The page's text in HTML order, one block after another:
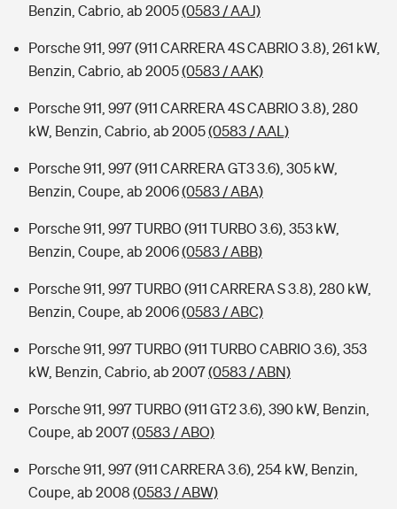
Benzin, Cabrio, ab 2005(0583 / AAJ)
Porsche 911, 997 (911 CARRERA 4S CABRIO 3.8), 261 kW,
Benzin, Cabrio, ab 2005(0583 / AAK)
Porsche 911, 997 (911 CARRERA 4S CABRIO 3.8), 280
kW, Benzin, Cabrio, ab 2005(0583 / AAL)
Porsche 911, 997 (911 CARRERA GT3 3.6), 305 kW,
Benzin, Coupe, ab 2006(0583 / ABA)
Porsche 911, 997 TURBO (911 TURBO 3.6), 353 kW,
Benzin, Coupe, ab 2006(0583 / ABB)
Porsche 911, 997 TURBO (911 CARRERA S 3.8), 280 kW,
Benzin, Coupe, ab 2006(0583 / ABC)
Porsche 911, 997 TURBO (911 TURBO CABRIO 3.6), 353
kW, Benzin, Cabrio, ab 2007(0583 / ABN)
Porsche 911, 997 TURBO (911 GT2 3.6), 390 kW, Benzin,
Coupe, ab 2007(0583 / ABO)
Porsche 911, 997 (911 CARRERA 3.6), 254 kW, Benzin,
Coupe, ab 2008 (0583 / ABW)